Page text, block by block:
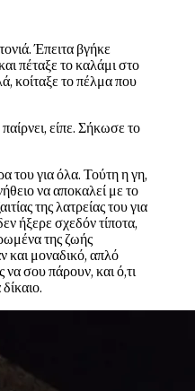
Έπειτα βγήκε
πέταξε το καλάμι στο
κοίταξε το πέλμα που
είπε. Σήκωσε το
του για όλα. Τούτη η γη,
να αποκαλεί με το
της λατρείας του για
ήξερε σχεδόν τίποτα,
της ζωής
και μοναδικό, απλό
σου πάρουν, και ό,τι